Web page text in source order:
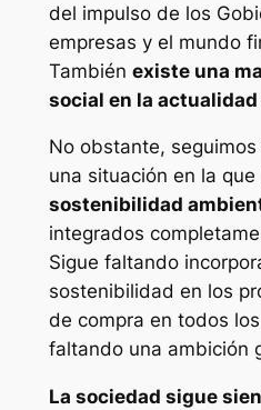
del impulso de los
empresas y el mundo
También existe una
social en la actualidad
No obstante,
una situación en la que
sostenibilidad
integrados
Sigue faltando
sostenibilidad en los
de compra en todos
faltando una ambición
La sociedad sigue